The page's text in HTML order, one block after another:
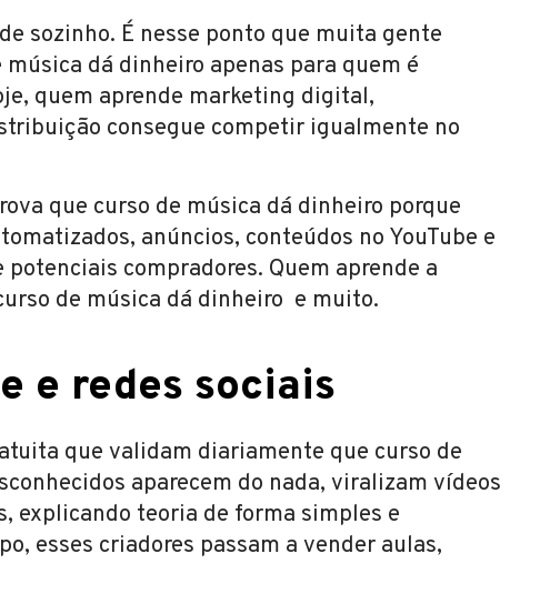
sozinho. É nesse ponto que muita gente
dá dinheiro apenas para quem é
quem aprende marketing digital,
consegue competir igualmente no
que curso de música dá dinheiro porque
anúncios, conteúdos no YouTube e
compradores. Quem aprende a
de música dá dinheiro e muito.
e redes sociais
que validam diariamente que curso de
aparecem do nada, viralizam vídeos
explicando teoria de forma simples e
esses criadores passam a vender aulas,